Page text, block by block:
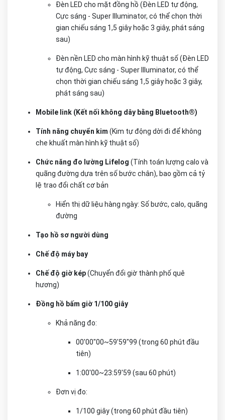
Đèn LED cho mặt đồng hồ (Đèn LED tự động,
Cực sáng - Super Illuminator, có thể chọn thời
gian chiếu sáng 1,5 giây hoặc 3 giây, phát sáng
sau)
Đèn nền LED cho màn hình kỹ thuật số (Đèn LED
tự động, Cực sáng - Super Illuminator, có thể
chọn thời gian chiếu sáng 1,5 giây hoặc 3 giây,
phát sáng sau)
Mobile link (Kết nối không dây bằng Bluetooth®)
Tính năng chuyển kim (Kim tự động dời đi để không
che khuất màn hình kỹ thuật số)
Chức năng đo lường Lifelog (Tính toán lượng calo và
quãng đường dựa trên số bước chân), bao gồm cả tỷ
lệ trao đổi chất cơ bản
Hiển thị dữ liệu hàng ngày: Số bước, calo, quãng
đường
Tạo hồ sơ người dùng
Chế độ máy bay
Chế độ giờ kép(Chuyển đổi giờ thành phố quê
hương)
Đồng hồ bấm giờ 1/100 giây
Khả năng đo:
00'00"00~59'59"99 (trong 60 phút đầu
tiên)
1:00'00~23:59'59 (sau 60 phút)
Đơn vị đo:
1/100 giây (trong 60 phút đầu tiên)